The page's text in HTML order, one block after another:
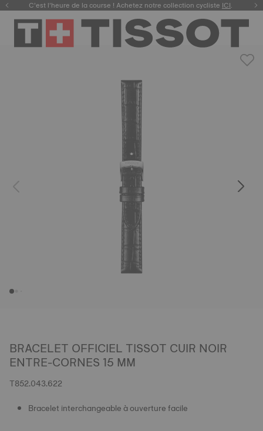
C’est l’heure de la course ! Achetez notre collection cycliste ICI.
BRACELET OFFICIEL TISSOT CUIR NOIR
ENTRE-CORNES 15 MM
T852.043.622
Bracelet interchangeable à ouverture facile